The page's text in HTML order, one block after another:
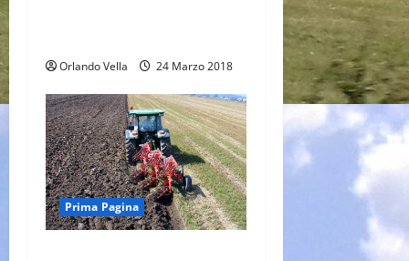
Orlando Vella 24 Marzo 2018
Prima Pagina